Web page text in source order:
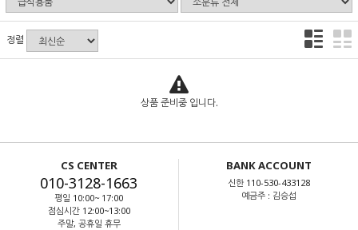
정렬
상품 준비중 입니다.
CS CENTER
010-3128-1663
평일 10:00~ 17:00
점심시간 12:00~13:00
주말, 공휴일 휴무
BANK ACCOUNT
신한 110-530-433128
예금주 : 김승섭